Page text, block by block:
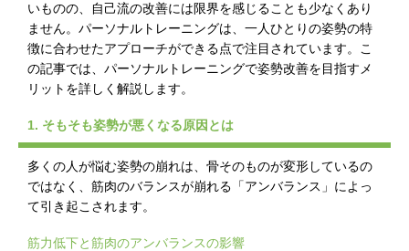
いものの、自己流の改善には限界を感じることも少なくあり
ません。パーソナルトレーニングは、一人ひとりの姿勢の特
徴に合わせたアプローチができる点で注目されています。こ
の記事では、パーソナルトレーニングで姿勢改善を目指すメ
リットを詳しく解説します。
1. そもそも姿勢が悪くなる原因とは
多くの人が悩む姿勢の崩れは、骨そのものが変形しているの
ではなく、筋肉のバランスが崩れる「アンバランス」によっ
て引き起こされます。
筋力低下と筋肉のアンバランスの影響